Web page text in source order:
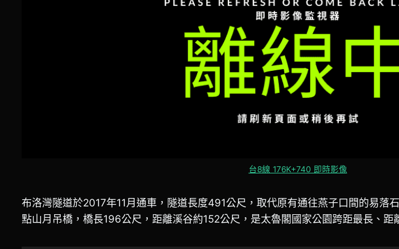
台8線 176K+740 即時影像
布洛灣隧道於2017年11月通車，隧道長度491公尺，取代原有通往燕子口間的易落
點山月吊橋，橋長196公尺，距離溪谷約152公尺，是太魯閣國家公園跨距最長、距